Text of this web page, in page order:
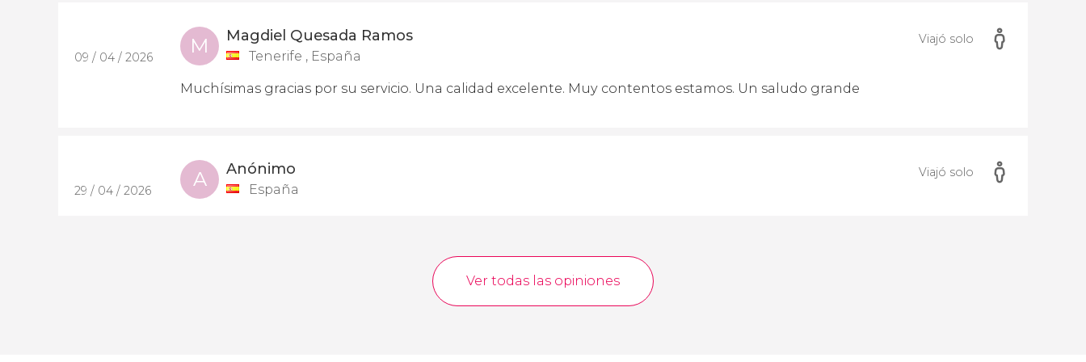
09 / 04 / 2026 M Magdiel Quesada Ramos
Tenerife , España
Muchísimas gracias por su servicio. Una calidad excelente. Muy contentos estamos. Un saludo grande
Viajó solo
29 / 04 / 2026 A Anónimo
España
Viajó solo
Ver todas las opiniones